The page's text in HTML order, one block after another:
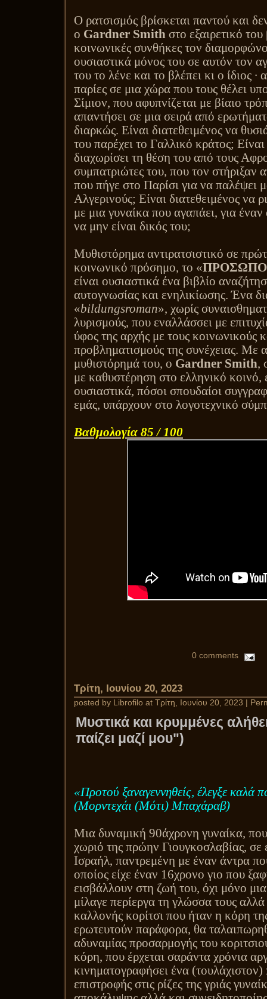
Ο ρατσισμός βρίσκεται παντού και
ο Gardner Smith στο εξαιρετικό του
κοινωνικές συνθήκες τον
ουσιαστικά μόνος του σε αυτόν τον
του το λένε και το βλέπει κι ο ίδιος ∙
παρίες σε μια χώρα που τους θέλει
Σίμιον, που αφυπνίζεται με βίαιο
απαντήσει σε μια σειρά από
διαρκώς. Είναι διατεθειμένος να
του παρέχει το Γαλλικό κράτος; Είναι
διαχωρίσει τη θέση του από τους
συμπατριώτες του, που τον στήριξαν
που πήγε στο Παρίσι για να παλέψει
Αλγερινούς; Είναι διατεθειμένος να
με μια γυναίκα που αγαπάει, για
να μην είναι δικός του;
Μυθιστόρημα αντιρατσιστικό σε
κοινωνικό πρόσημο, το «ΠΡΟΣΩΠΟ
είναι ουσιαστικά ένα βιβλίο
αυτογνωσίας και ενηλικίωσης. Ένα
«bildungsroman», χωρίς
λυρισμούς, που εναλλάσσει με
ύφος της αρχής με τους κοινωνικούς
προβληματισμούς της συνέχειας. Με
μυθιστόρημά του, ο Gardner Smith,
με καθυστέρηση στο ελληνικό κοινό,
ουσιαστικά, πόσοι σπουδαίοι
εμάς, υπάρχουν στο λογοτεχνικό
Βαθμολογία 85 / 100
0 comments
Τρίτη, Ιουνίου 20, 2023
posted by Librofilo at Τρίτη, Ιουνίου 20, 2023 |
Μυστικά και κρυμμένες
παίζει μαζί μου")
«Προτού ξαναγεννηθείς, έλεγξε καλά
(Μορντεχάι (Μότι) Μπαχάραβ)
Μια δυναμική 90άχρονη γυναίκα,
χωριό της πρώην Γιουγκοσλαβίας, σε
Ισραήλ, παντρεμένη με έναν άντρα
οποίος είχε έναν 16χρονο γιο που
εισβάλλουν στη ζωή του, όχι μόνο
μίλαγε περίεργα τη γλώσσα τους
καλλονής κορίτσι που ήταν η κόρη
ερωτευτούν παράφορα, θα
αδυναμίας προσαρμογής του
κόρη, που έρχεται σαράντα χρόνια
κινηματογραφήσει ένα (τουλάχιστον)
επιστροφής στις ρίζες της γριάς